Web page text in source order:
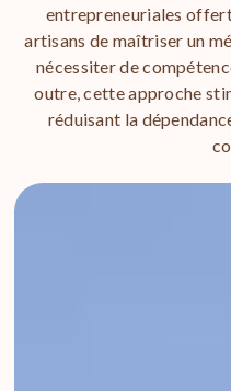
entrepreneuriales
artisans de maîtriser un
nécessiter de
outre, cette approche
réduisant la